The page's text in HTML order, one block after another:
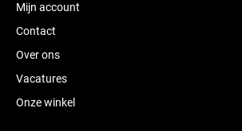
Mijn account
Contact
Over ons
Vacatures
Onze winkel